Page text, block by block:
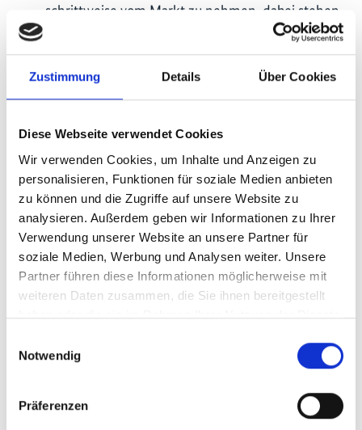
Zustimmung Details Über Cookies
Diese Webseite verwendet Cookies
Wir verwenden Cookies, um Inhalte und Anzeigen zu
personalisieren, Funktionen für soziale Medien anbieten
zu können und die Zugriffe auf unsere Website zu
analysieren. Außerdem geben wir Informationen zu Ihrer
Verwendung unserer Website an unsere Partner für
soziale Medien, Werbung und Analysen weiter. Unsere
Partner führen diese Informationen möglicherweise mit
weiteren Daten zusammen, die Sie ihnen bereitgestellt
haben oder die sie im Rahmen Ihrer Nutzung der Dienste
Notwendig
Präferenzen
schrittweise vom Markt zu nehmen, dabei stehen
Das Projektteam half bei der Überarbeitung der
Inspektionsstandards für importierte Autos, um
CO2-Emissions- und Kraftstoffverbrauchsdaten
Klimadaten für Kenias Fahrzeugbestand zu
schließen.
Es wurden je eine Ausgangsstudie zu einerseits
dem Kraftstoffverbrauch von leichten
Nutzfahrzeugen in Kenia für den Zeitraum 2010–
2023 (changing-transport.org/… ) und andererseits
zu Bedingungen und Hindernissen für die
Regulierung der Fahrzeugeffizienz in Kenia
changing-transport.org/…
Projektaktivitäten.
Im Januar 2026 wurden dem Lenkungsausschuss